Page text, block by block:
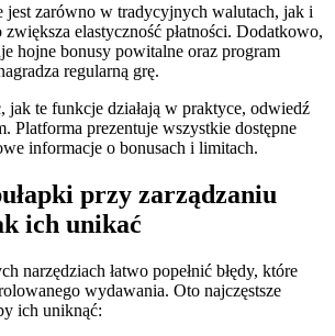
jest zarówno w tradycyjnych walutach, jak i
elastyczność płatności. Dodatkowo,
hojne bonusy powitalne oraz program
regularną grę.
jak te funkcje działają w praktyce, odwiedź
Platforma prezentuje wszystkie dostępne
informacje o bonusach i limitach.
przy zarządzaniu
ich unikać
narzędziach łatwo popełnić błędy, które
wydawania. Oto najczęstsze
ich uniknąć: